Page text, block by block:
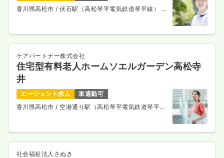
香川県高松市/ 伏石駅（高松琴平電気鉄道琴平線） 徒
ケアパートナー株式会社
住宅型有料老人ホームソエルガーデン高松寺
井
エージェント求人
車通勤可
香川県高松市/ 空港通り駅（高松琴平電気鉄道琴平
社会福祉法人さぬき